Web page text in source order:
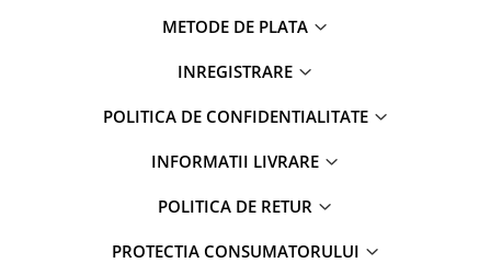
METODE DE PLATA
INREGISTRARE
POLITICA DE CONFIDENTIALITATE
INFORMATII LIVRARE
POLITICA DE RETUR
PROTECTIA CONSUMATORULUI